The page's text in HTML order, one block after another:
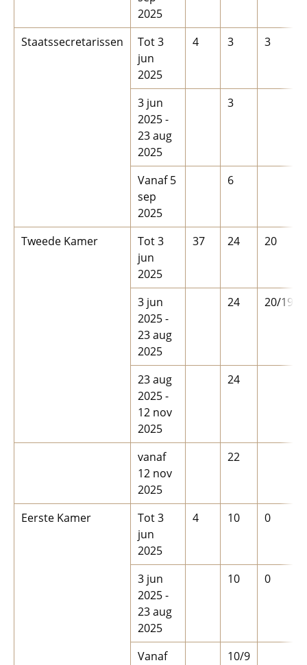
2025
Staatssecretarissen
Tot 3
jun
2025
4 3 3
3 jun
2025 -
23 aug
2025
3
Vanaf 5
sep
2025
6
Tweede Kamer
Tot 3
jun
2025
37 24 20
3 jun
2025 -
23 aug
2025
24 20/19
23 aug
2025 -
12 nov
2025
24
vanaf
12 nov
2025
22
Eerste Kamer
Tot 3
jun
2025
4 10 0
3 jun
2025 -
23 aug
2025
10 0
Vanaf
10/9